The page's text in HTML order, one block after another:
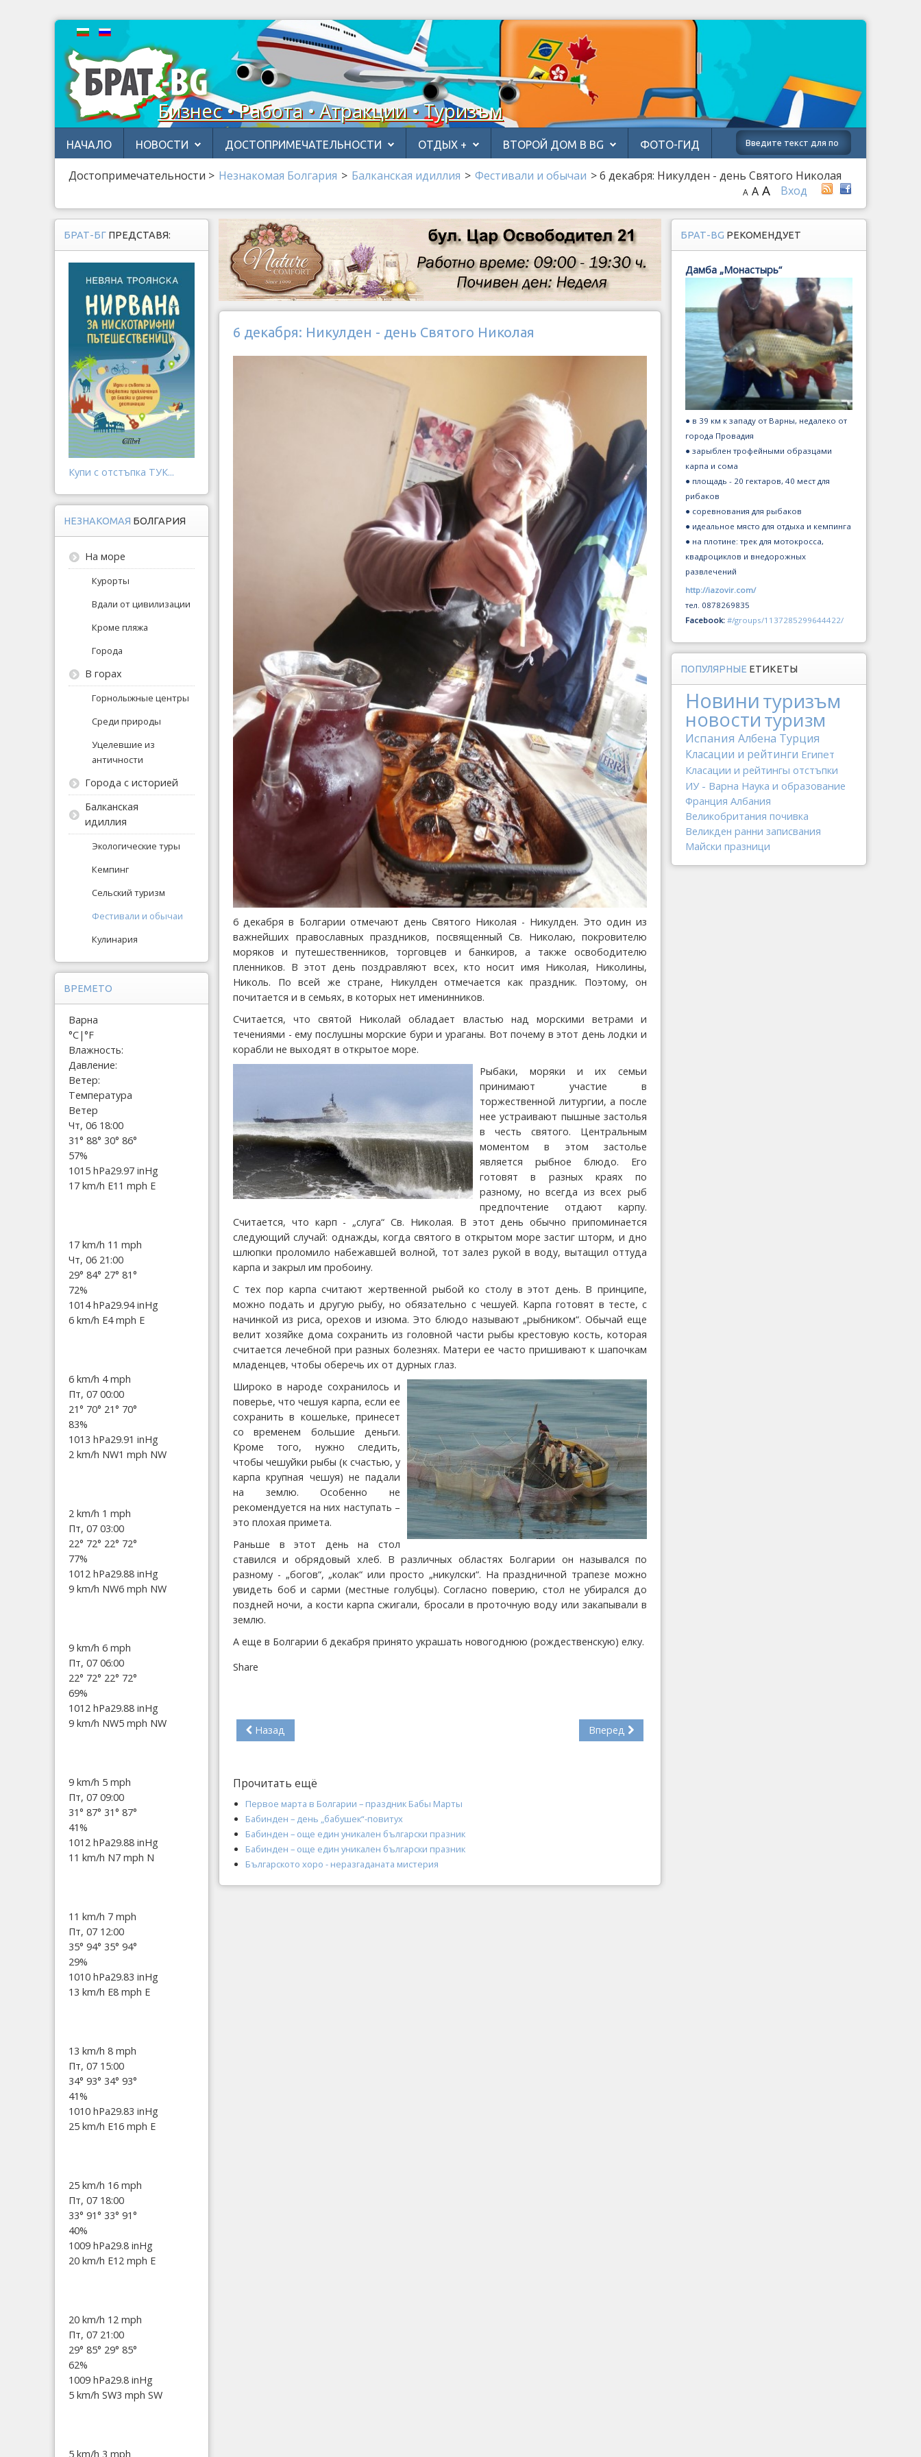
Бизнес • Работа • Атракции • Туризъм
НАЧАЛО НОВОСТИ ДОСТОПРИМЕЧАТЕЛЬНОСТИ ОТДЫХ + ВТОРОЙ ДОМ В BG ФОТО-ГИД
Достопримечательности > Незнакомая Болгария > Балканская идиллия > Фестивали и обычаи >6 декабря: Никулден - день Святого Николая
Вход
A A A
6 декабря: Никулден - день Святого Николая
6 декабря в Болгарии отмечают день Святого Николая - Никулден. Это один из
важнейших православных праздников, посвященный Св. Николаю, покровителю
моряков и путешественников, торговцев и банкиров, а также освободителю
пленников. В этот день поздравляют всех, кто носит имя Николая, Николины,
Николь. По всей же стране, Никулден отмечается как праздник. Поэтому, он
почитается и в семьях, в которых нет именинников.
Считается, что святой Николай обладает властью над морскими ветрами и
течениями - ему послушны морские бури и ураганы. Вот почему в этот день лодки и
корабли не выходят в открытое море.
Рыбаки, моряки и их семьи
принимают участие в
торжественной литургии, а после
нее устраивают пышные застолья
в честь святого. Центральным
моментом в этом застолье
является рыбное блюдо. Его
готовят в разных краях по
разному, но всегда из всех рыб
предпочтение отдают карпу.
Считается, что карп - „слуга“ Св. Николая. В этот день обычно припоминается
следующий случай: однажды, когда святого в открытом море застиг шторм, и дно
шлюпки проломило набежавшей волной, тот залез рукой в воду, вытащил оттуда
карпа и закрыл им пробоину.
С тех пор карпа считают жертвенной рыбой ко столу в этот день. В принципе,
можно подать и другую рыбу, но обязательно с чешуей. Карпа готовят в тесте, с
начинкой из риса, орехов и изюма. Это блюдо называют „рыбником“. Обычай еще
велит хозяйке дома сохранить из головной части рыбы крестовую кость, которая
считается лечебной при разных болезнях. Матери ее часто пришивают к шапочкам
младенцев, чтобы оберечь их от дурных глаз.
Широко в народе сохранилось и
поверье, что чешуя карпа, если ее
сохранить в кошельке, принесет
со временем большие деньги.
Кроме того, нужно следить,
чтобы чешуйки рыбы (к счастью, у
карпа крупная чешуя) не падали
на землю. Особенно не
рекомендуется на них наступать –
это плохая примета.
Раньше в этот день на стол
ставился и обрядовый хлеб. В различных областях Болгарии он назывался по
разному - „богов“, „колак“ или просто „никулски“. На праздничной трапезе можно
увидеть боб и сарми (местные голубцы). Согласно поверию, стол не убирался до
поздней ночи, а кости карпа сжигали, бросали в проточную воду или закапывали в
землю.
А еще в Болгарии 6 декабря принято украшать новогоднюю (рождественскую) елку.
Share
Назад Вперед
Прочитать ещё
Первое марта в Болгарии – праздник Бабы Марты
Бабинден – день „бабушек“-повитух
Бабинден – още един уникален български празник
Бабинден – още един уникален български празник
Българското хоро - неразгаданата мистерия
БРАТ-БГ ПРЕДСТАВЯ:
Купи с отстъпка ТУК...
НЕЗНАКОМАЯ БОЛГАРИЯ
На море
Курорты
Вдали от цивилизации
Кроме пляжа
Города
В горах
Горнолыжные центры
Среди природы
Уцелевшие из
античности
Города с историей
Балканская
идиллия
Экологические туры
Кемпинг
Сельский туризм
Фестивали и обычаи
Кулинария
ВРЕМЕТО
Варна
°C|°F
Влажность:
Давление:
Ветер:
Температура
Ветер
Чт, 06 18:00
31° 88° 30° 86°
57%
1015 hPa29.97 inHg
17 km/h E11 mph E
17 km/h 11 mph
Чт, 06 21:00
29° 84° 27° 81°
72%
1014 hPa29.94 inHg
6 km/h E4 mph E
6 km/h 4 mph
Пт, 07 00:00
21° 70° 21° 70°
83%
1013 hPa29.91 inHg
2 km/h NW1 mph NW
2 km/h 1 mph
Пт, 07 03:00
22° 72° 22° 72°
77%
1012 hPa29.88 inHg
9 km/h NW6 mph NW
9 km/h 6 mph
Пт, 07 06:00
22° 72° 22° 72°
69%
1012 hPa29.88 inHg
9 km/h NW5 mph NW
9 km/h 5 mph
Пт, 07 09:00
31° 87° 31° 87°
41%
1012 hPa29.88 inHg
11 km/h N7 mph N
11 km/h 7 mph
Пт, 07 12:00
35° 94° 35° 94°
29%
1010 hPa29.83 inHg
13 km/h E8 mph E
13 km/h 8 mph
Пт, 07 15:00
34° 93° 34° 93°
41%
1010 hPa29.83 inHg
25 km/h E16 mph E
25 km/h 16 mph
Пт, 07 18:00
33° 91° 33° 91°
40%
1009 hPa29.8 inHg
20 km/h E12 mph E
20 km/h 12 mph
Пт, 07 21:00
29° 85° 29° 85°
62%
1009 hPa29.8 inHg
5 km/h SW3 mph SW
5 km/h 3 mph
БРАТ-BG РЕКОМЕНДУЕТ
Дамба „Монастырь“
● в 39 км к западу от Варны, недалеко от
города Провадия
● зарыблен трофейными образцами
карпа и сома
● площадь - 20 гектаров, 40 мест для
рибаков
● соревнования для рыбаков
● идеальное място для отдыха и кемпинга
● на плотине: трек для мотокросса,
квадроциклов и внедорожных
развлечений
http://iazovir.com/
тел. 0878269835
Facebook: #/groups/1137285299644422/
ПОПУЛЯРНЫЕ ЕТИКЕТЫ
Новинитуризъм
новоституризм
Испания Албена Турция
Класации и рейтинги Египет
Класации и рейтингы отстъпки
ИУ - Варна Наука и образование
Франция Албания
Великобритания почивка
Великден ранни записвания
Майски празници